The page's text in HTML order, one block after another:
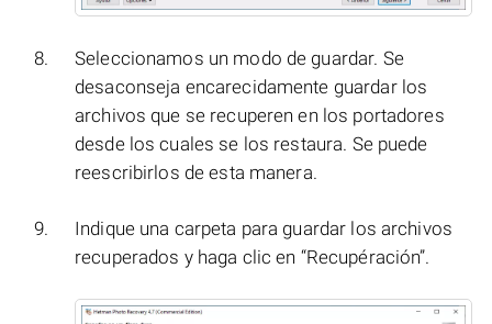
Seleccionamos un modo de guardar. Se
desaconseja encarecidamente guardar los
archivos que se recuperen en los portadores
desde los cuales se los restaura. Se puede
reescribirlos de esta manera.
Indique una carpeta para guardar los archivos
recuperados y haga clic en “Recupéración”.